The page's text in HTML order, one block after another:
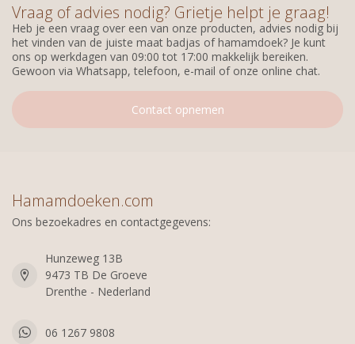
Vraag of advies nodig? Grietje helpt je graag!
Heb je een vraag over een van onze producten, advies nodig bij
het vinden van de juiste maat badjas of hamamdoek? Je kunt
ons op werkdagen van 09:00 tot 17:00 makkelijk bereiken.
Gewoon via Whatsapp, telefoon, e-mail of onze online chat.
Contact opnemen
Hamamdoeken.com
Ons bezoekadres en contactgegevens:
Hunzeweg 13B
9473 TB De Groeve
Drenthe - Nederland
06 1267 9808